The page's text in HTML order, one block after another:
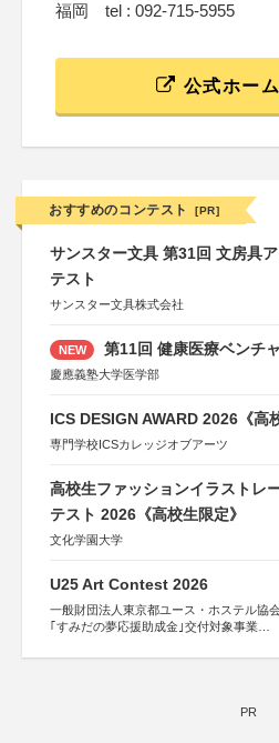
福岡 tel : 092-715-5955
公式ホー
おすすめのコンテスト [PR]
サンスター文具 第31回 文房具
テスト
サンスター文具株式会社
NEW 第11回 健康医療ベンチ
慶應義塾大学医学部
ICS DESIGN AWARD 2026《高
専門学校ICSカレッジオブアーツ
高校生ファッションイラストレ
テスト 2026《高校生限定》
文化学園大学
U25 Art Contest 2026
一般財団法人東京都ユース・ホステル協
｢すみだの夢応援助成金｣交付対象事業
PR